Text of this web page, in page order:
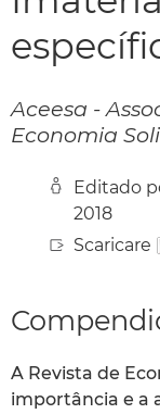
Aceesa -
Economia
Editado
2018
Scaricare
A Revista de
importância e a